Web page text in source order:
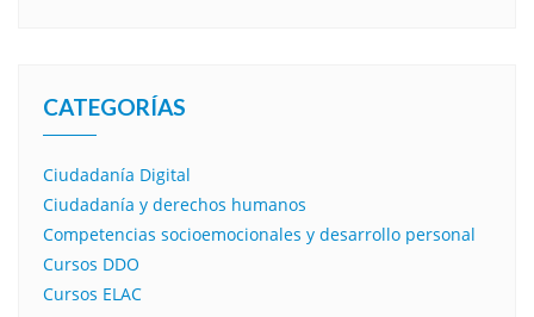
CATEGORÍAS
Ciudadanía Digital
Ciudadanía y derechos humanos
Competencias socioemocionales y desarrollo personal
Cursos DDO
Cursos ELAC